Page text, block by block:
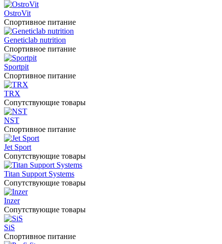
OstroVit
Спортивное питание
Geneticlab nutrition
Спортивное питание
Sportpit
Спортивное питание
TRX
Сопутствующие товары
NST
Спортивное питание
Jet Sport
Сопутствующие товары
Titan Support Systems
Сопутствующие товары
Inzer
Сопутствующие товары
SiS
Спортивное питание